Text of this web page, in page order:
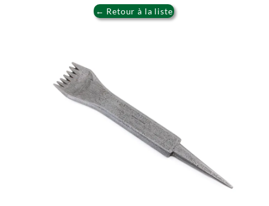
← Retour à la liste